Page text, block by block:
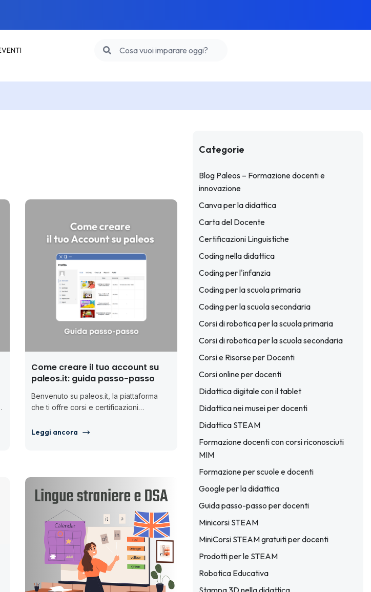
Come creare il tuo account su
paleos.it: guida passo-passo
Benvenuto su paleos.it, la piattaforma
che ti offre corsi e certificazioni
formazione, con un focus su...
Leggi ancora
Categorie
Blog Paleos – Formazione docenti e
innovazione
Canva per la didattica
Carta del Docente
Certificazioni Linguistiche
Coding nella didattica
Coding per l'infanzia
Coding per la scuola primaria
Coding per la scuola secondaria
Corsi di robotica per la scuola primaria
Corsi di robotica per la scuola secondaria
Corsi e Risorse per Docenti
Corsi online per docenti
Didattica digitale con il tablet
Didattica nei musei per docenti
Didattica STEAM
Formazione docenti con corsi riconosciuti
MIM
Formazione per scuole e docenti
Google per la didattica
Guida passo-passo per docenti
Minicorsi STEAM
MiniCorsi STEAM gratuiti per docenti
Prodotti per le STEAM
Robotica Educativa
Stampa 3D nella didattica